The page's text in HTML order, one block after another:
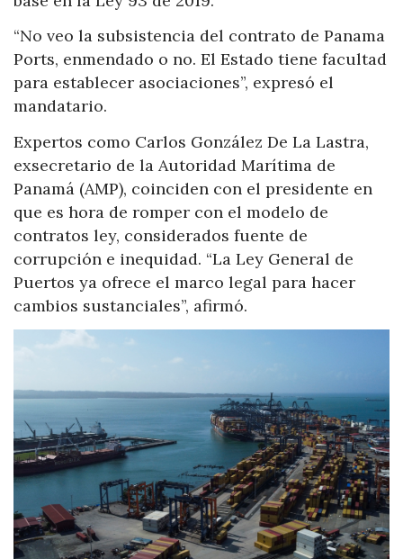
“No veo la subsistencia del contrato de Panama
Ports, enmendado o no. El Estado tiene facultad
para establecer asociaciones”, expresó el
mandatario.
Expertos como Carlos González De La Lastra,
exsecretario de la Autoridad Marítima de
Panamá (AMP), coinciden con el presidente en
que es hora de romper con el modelo de
contratos ley, considerados fuente de
corrupción e inequidad. “La Ley General de
Puertos ya ofrece el marco legal para hacer
cambios sustanciales”, afirmó.